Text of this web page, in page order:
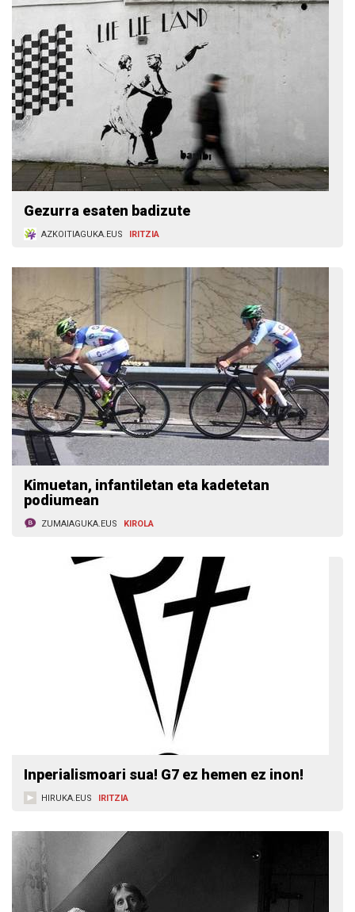
Gezurra esaten badizute
AZKOITIAGUKA.EUS IRITZIA
Kimuetan, infantiletan eta kadetetan
podiumean
ZUMAIAGUKA.EUS KIROLA
Inperialismoari sua! G7 ez hemen ez inon!
HIRUKA.EUS IRITZIA